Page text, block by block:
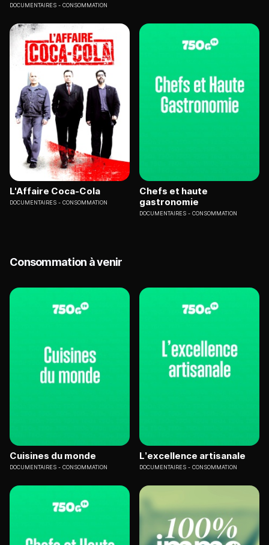
DOCUMENTAIRES CONSOMMATION
L'Affaire Coca-Cola
DOCUMENTAIRES CONSOMMATION
Chefs et haute
gastronomie
DOCUMENTAIRES CONSOMMATION
Consommation à venir
Cuisines du monde
DOCUMENTAIRES CONSOMMATION
L’excellence artisanale
DOCUMENTAIRES CONSOMMATION